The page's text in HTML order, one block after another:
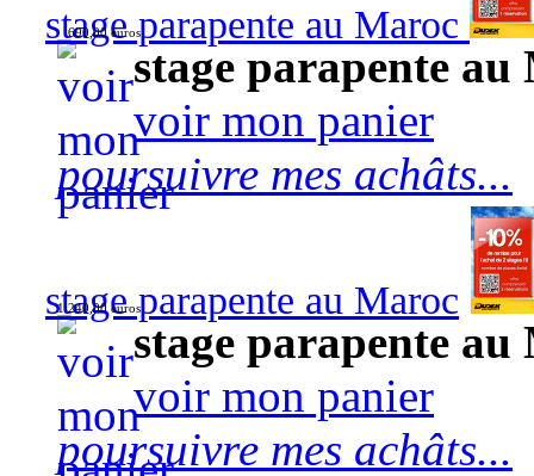
stage parapente au Maroc
690,00 euros
stage parapente
voir mon panier
poursuivre mes achâts...
stage parapente au Maroc
1 240,00 euros
stage parapente au
voir mon panier
poursuivre mes achâts...